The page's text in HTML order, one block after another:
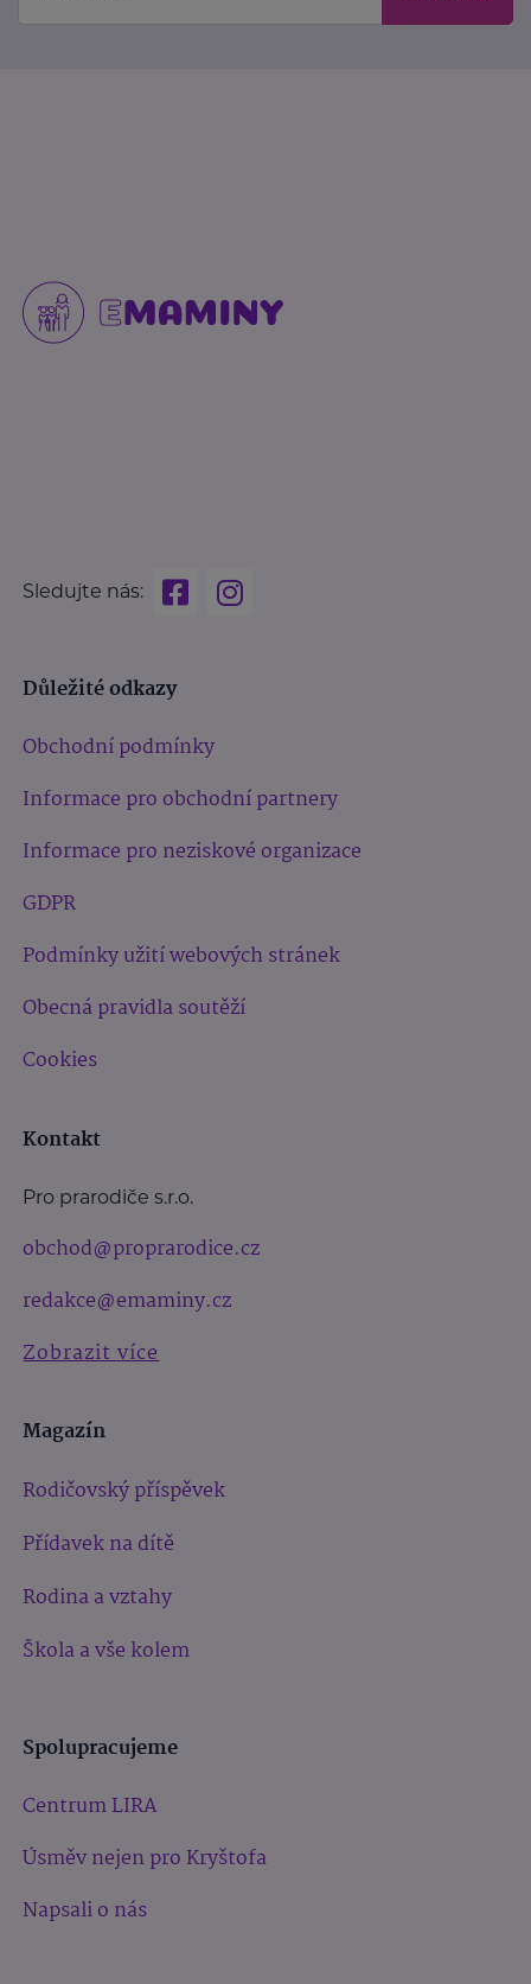
Sledujte nás:
Důležité odkazy
Obchodní podmínky
Informace pro obchodní partnery
Informace pro neziskové organizace
GDPR
Podmínky užití webových stránek
Obecná pravidla soutěží
Cookies
Kontakt
Pro prarodiče s.r.o.
obchod@proprarodice.cz
redakce@emaminy.cz
Zobrazit více
Magazín
Rodičovský příspěvek
Přídavek na dítě
Rodina a vztahy
Škola a vše kolem
Spolupracujeme
Centrum LIRA
Úsměv nejen pro Kryštofa
Napsali o nás